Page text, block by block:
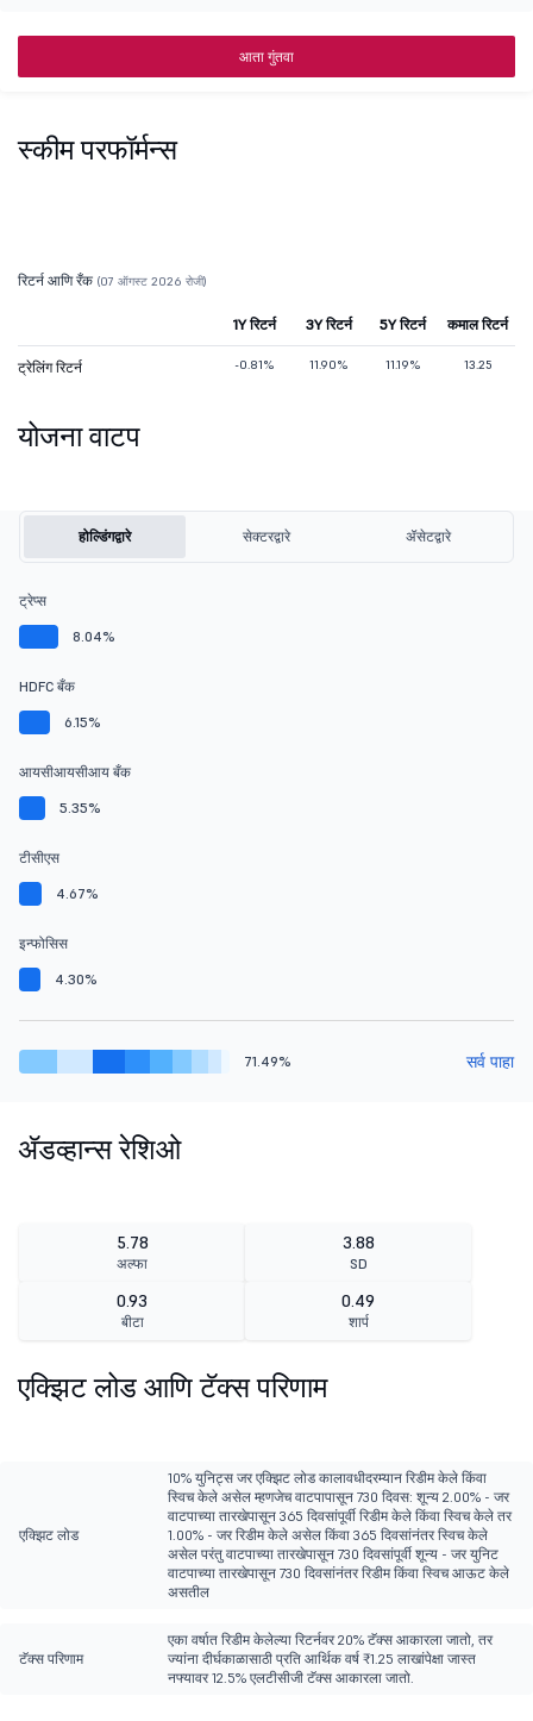
आता गुंतवा
स्कीम परफॉर्मन्स
रिटर्न आणि रँक (07 ऑगस्ट 2026 रोजी)
1Y रिटर्न 3Y रिटर्न 5Y रिटर्न कमाल रिटर्न
ट्रेलिंग रिटर्न -0.81% 11.90% 11.19% 13.25
योजना वाटप
होल्डिंगद्वारे सेक्टरद्वारे ॲसेटद्वारे
ट्रेप्स
8.04%
HDFC बँक
6.15%
आयसीआयसीआय बँक
5.35%
टीसीएस
4.67%
इन्फोसिस
4.30%
71.49% सर्व पाहा
ॲडव्हान्स रेशिओ
5.78
अल्फा
3.88
SD
0.93
बीटा
0.49
शार्प
एक्झिट लोड आणि टॅक्स परिणाम
एक्झिट लोड
10% युनिट्स जर एक्झिट लोड कालावधीदरम्यान रिडीम केले किंवा
स्विच केले असेल म्हणजेच वाटपापासून 730 दिवस: शून्य 2.00% - जर
वाटपाच्या तारखेपासून 365 दिवसांपूर्वी रिडीम केले किंवा स्विच केले तर
1.00% - जर रिडीम केले असेल किंवा 365 दिवसांनंतर स्विच केले
असेल परंतु वाटपाच्या तारखेपासून 730 दिवसांपूर्वी शून्य - जर युनिट
वाटपाच्या तारखेपासून 730 दिवसांनंतर रिडीम किंवा स्विच आऊट केले
असतील
टॅक्स परिणाम
एका वर्षात रिडीम केलेल्या रिटर्नवर 20% टॅक्स आकारला जातो, तर
ज्यांना दीर्घकाळासाठी प्रति आर्थिक वर्ष ₹1.25 लाखांपेक्षा जास्त
नफ्यावर 12.5% एलटीसीजी टॅक्स आकारला जातो.